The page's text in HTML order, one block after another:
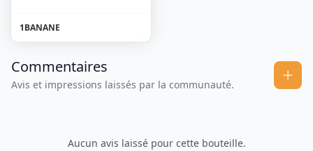
1BANANE
Commentaires
Avis et impressions laissés par la communauté.
Aucun avis laissé pour cette bouteille.